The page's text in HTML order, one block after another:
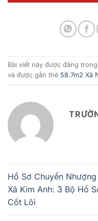
Bài viết này được đăng trong
và được gắn thẻ 58.7m2 Xã
Hồ Sơ Chuyển
Xã Kim Anh: 3 Bộ Hồ
Cốt Lõi